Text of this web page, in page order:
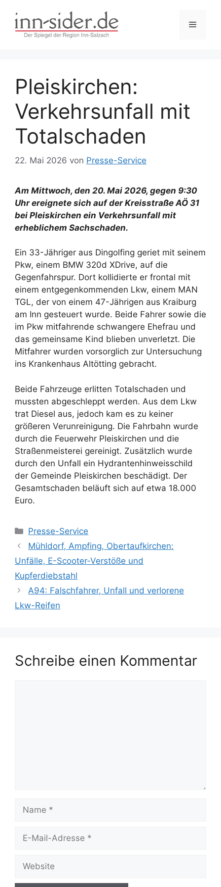
Inhalt
springen
Menü
Pleiskirchen:
Verkehrsunfall mit
Totalschaden
22. Mai 2026 von Presse-Service
Am Mittwoch, den 20. Mai 2026, gegen 9:30
Uhr ereignete sich auf der Kreisstraße AÖ 31
bei Pleiskirchen ein Verkehrsunfall mit
erheblichem Sachschaden.
Ein 33-Jähriger aus Dingolfing geriet mit seinem
Pkw, einem BMW 320d XDrive, auf die
Gegenfahrspur. Dort kollidierte er frontal mit
einem entgegenkommenden Lkw, einem MAN
TGL, der von einem 47-Jährigen aus Kraiburg
am Inn gesteuert wurde. Beide Fahrer sowie die
im Pkw mitfahrende schwangere Ehefrau und
das gemeinsame Kind blieben unverletzt. Die
Mitfahrer wurden vorsorglich zur Untersuchung
ins Krankenhaus Altötting gebracht.
Beide Fahrzeuge erlitten Totalschaden und
mussten abgeschleppt werden. Aus dem Lkw
trat Diesel aus, jedoch kam es zu keiner
größeren Verunreinigung. Die Fahrbahn wurde
durch die Feuerwehr Pleiskirchen und die
Straßenmeisterei gereinigt. Zusätzlich wurde
durch den Unfall ein Hydrantenhinweisschild
der Gemeinde Pleiskirchen beschädigt. Der
Gesamtschaden beläuft sich auf etwa 18.000
Euro.
Kategorien
Presse-Service
Mühldorf, Ampfing, Obertaufkirchen:
Unfälle, E-Scooter-Verstöße und
Kupferdiebstahl
A94: Falschfahrer, Unfall und verlorene
Lkw-Reifen
Schreibe einen Kommentar
Mail-